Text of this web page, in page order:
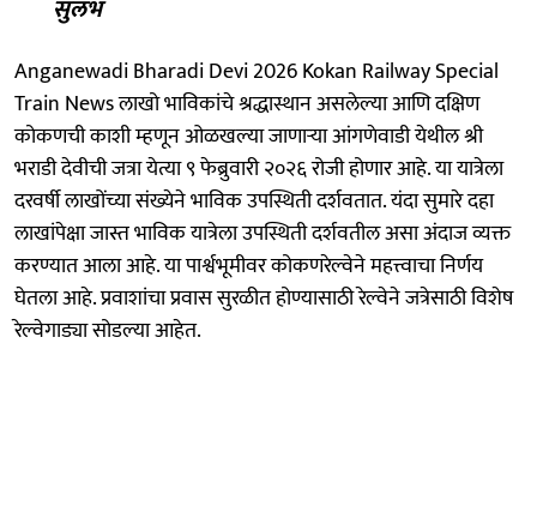
सुलभ
Anganewadi Bharadi Devi 2026 Kokan Railway Special
Train News लाखो भाविकांचे श्रद्धास्थान असलेल्या आणि दक्षिण
कोकणची काशी म्हणून ओळखल्या जाणाऱ्या आंगणेवाडी येथील श्री
भराडी देवीची जत्रा येत्या ९ फेब्रुवारी २०२६ रोजी होणार आहे. या यात्रेला
दरवर्षी लाखोंच्या संख्येने भाविक उपस्थिती दर्शवतात. यंदा सुमारे दहा
लाखांपेक्षा जास्त भाविक यात्रेला उपस्थिती दर्शवतील असा अंदाज व्यक्त
करण्यात आला आहे. या पार्श्वभूमीवर कोकणरेल्वेने महत्त्वाचा निर्णय
घेतला आहे. प्रवाशांचा प्रवास सुरळीत होण्यासाठी रेल्वेने जत्रेसाठी विशेष
रेल्वेगाड्या सोडल्या आहेत.